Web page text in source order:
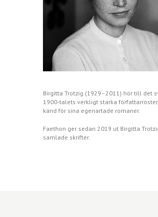
Birgitta Trotzig (1929–2011) hör till det
1900-talets verkligt starka
känd för sina egenartade romaner.
Faethon ger sedan 2019 ut Birgitta
samlade skrifter.